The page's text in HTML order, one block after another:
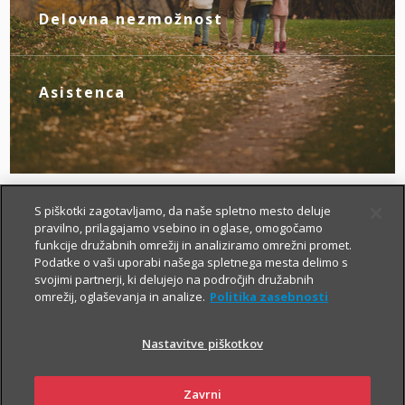
novim življenjskim okoliščinam.
Delovna nezmožnost
Z zagotovljenim nadomestilom za izpad
dohodka poskrbite zase, če zaradi
bolezni ali nezgode izgubite zmožnost za
delo.
Asistenca
Tu smo za vas – da boste v primeru
nezgode hitreje prišli do specialista, bolj
brezskrbno potovali po svetu in pridobili
drugo zdravniško mnenje.
Kako si lahko prilagodim
življenjsko zavarovanje?
S piškotki zagotavljamo, da naše spletno mesto deluje
pravilno, prilagajamo vsebino in oglase, omogočamo
funkcije družabnih omrežij in analiziramo omrežni promet.
Podatke o vaši uporabi našega spletnega mesta delimo s
svojimi partnerji, ki delujejo na področjih družabnih
omrežij, oglaševanja in analize. Politika zasebnosti
Nastavitve piškotkov
Zavrni